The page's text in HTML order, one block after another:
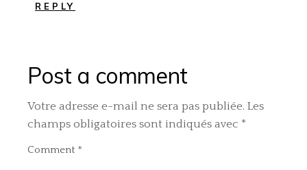
REPLY
Post a comment
Votre adresse e-mail ne sera pas publiée. Les
champs obligatoires sont indiqués avec *